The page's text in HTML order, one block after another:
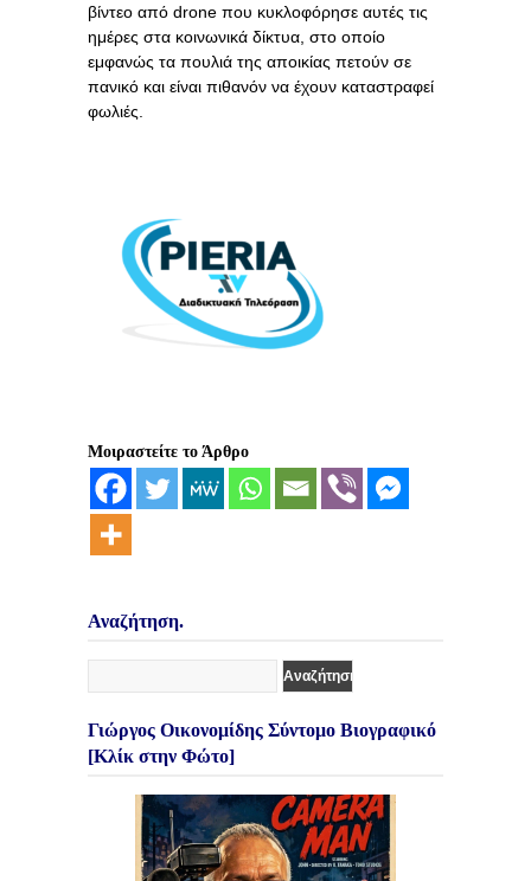
βίντεο από drone που κυκλοφόρησε αυτές τις
ημέρες στα κοινωνικά δίκτυα, στο οποίο
εμφανώς τα πουλιά της αποικίας πετούν σε
πανικό και είναι πιθανόν να έχουν καταστραφεί
φωλιές.
Μοιραστείτε το Άρθρο
Αναζήτηση.
Γιώργος Οικονομίδης Σύντομο Βιογραφικό
[Κλίκ στην Φώτο]